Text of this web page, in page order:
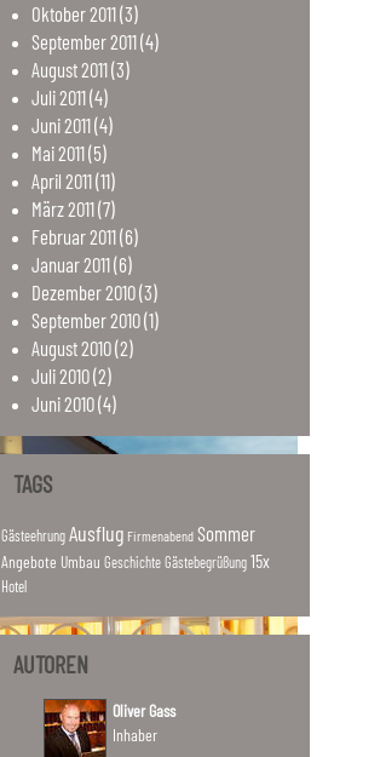
Oktober2011(3)
September2011(4)
August2011(3)
Juli2011(4)
Juni2011(4)
Mai2011(5)
April 2011(11)
März2011(7)
Februar2011(6)
Januar2011(6)
Dezember2010(3)
September2010(1)
August2010(2)
Juli2010(2)
Juni2010(4)
TAGS
Gästeehrung Ausflug Firmenabend Sommer
Angebote Umbau Geschichte Gästebegrüßung 15x
Hotel
AUTOREN
Oliver Gass
Inhaber